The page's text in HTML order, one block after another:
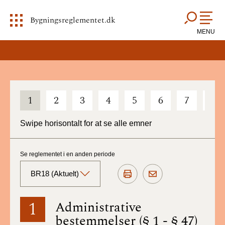
Bygningsreglementet.dk
MENU
1 2 3 4 5 6 7
Swipe horisontalt for at se alle emner
1 Administrative
bestemmelser (§ 1 - § 47)
Se reglementet i en anden periode
BR18 (Aktuelt)
BR18 (Aktuelt)